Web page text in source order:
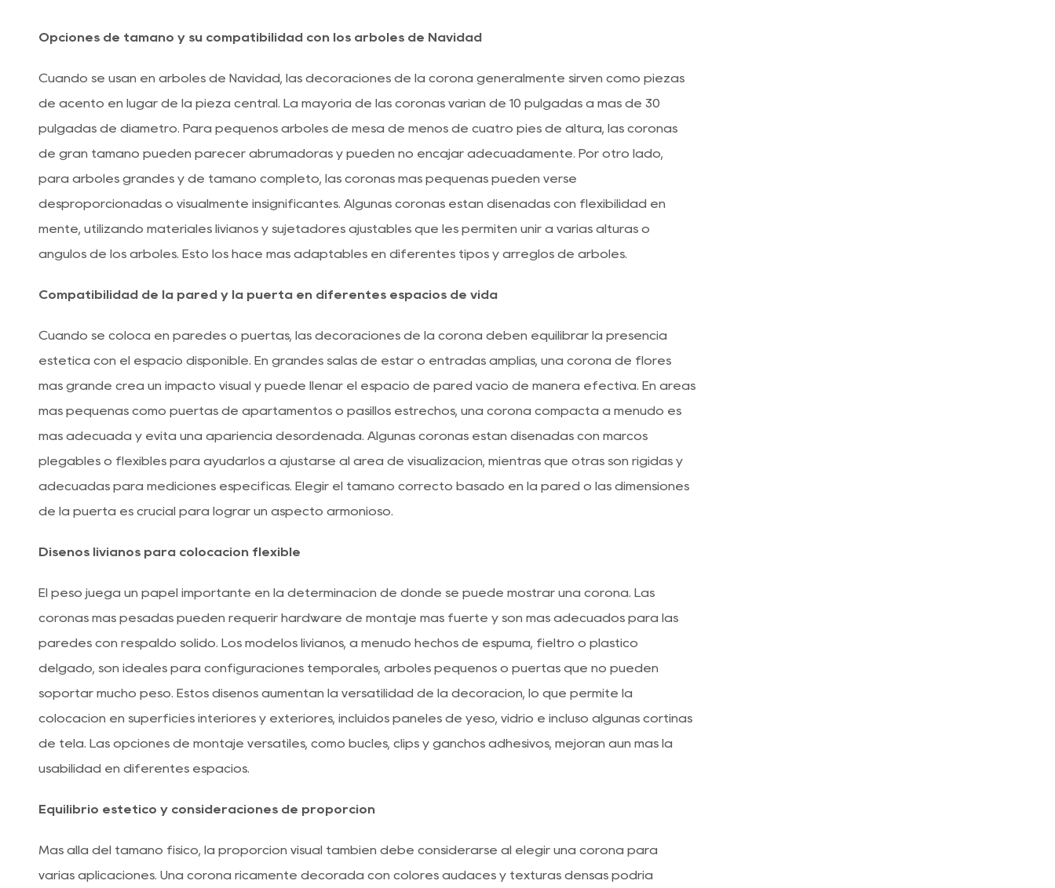
Opciones de tamaño y su compatibilidad con los árboles de Navidad
Cuando se usan en árboles de Navidad, las decoraciones de la corona generalmente sirven como piezas
de acento en lugar de la pieza central. La mayoría de las coronas varían de 10 pulgadas a más de 30
pulgadas de diámetro. Para pequeños árboles de mesa de menos de cuatro pies de altura, las coronas
de gran tamaño pueden parecer abrumadoras y pueden no encajar adecuadamente. Por otro lado,
para árboles grandes y de tamaño completo, las coronas más pequeñas pueden verse
desproporcionadas o visualmente insignificantes. Algunas coronas están diseñadas con flexibilidad en
mente, utilizando materiales livianos y sujetadores ajustables que les permiten unir a varias alturas o
ángulos de los árboles. Esto los hace más adaptables en diferentes tipos y arreglos de árboles.
Compatibilidad de la pared y la puerta en diferentes espacios de vida
Cuando se coloca en paredes o puertas, las decoraciones de la corona deben equilibrar la presencia
estética con el espacio disponible. En grandes salas de estar o entradas amplias, una corona de flores
más grande crea un impacto visual y puede llenar el espacio de pared vacío de manera efectiva. En áreas
más pequeñas como puertas de apartamentos o pasillos estrechos, una corona compacta a menudo es
más adecuada y evita una apariencia desordenada. Algunas coronas están diseñadas con marcos
plegables o flexibles para ayudarlos a ajustarse al área de visualización, mientras que otras son rígidas y
adecuadas para mediciones específicas. Elegir el tamaño correcto basado en la pared o las dimensiones
de la puerta es crucial para lograr un aspecto armonioso.
Diseños livianos para colocación flexible
El peso juega un papel importante en la determinación de dónde se puede mostrar una corona. Las
coronas más pesadas pueden requerir hardware de montaje más fuerte y son más adecuados para las
paredes con respaldo sólido. Los modelos livianos, a menudo hechos de espuma, fieltro o plástico
delgado, son ideales para configuraciones temporales, árboles pequeños o puertas que no pueden
soportar mucho peso. Estos diseños aumentan la versatilidad de la decoración, lo que permite la
colocación en superficies interiores y exteriores, incluidos paneles de yeso, vidrio e incluso algunas cortinas
de tela. Las opciones de montaje versátiles, como bucles, clips y ganchos adhesivos, mejoran aún más la
usabilidad en diferentes espacios.
Equilibrio estético y consideraciones de proporción
Más allá del tamaño físico, la proporción visual también debe considerarse al elegir una corona para
varias aplicaciones. Una corona ricamente decorada con colores audaces y texturas densas podría